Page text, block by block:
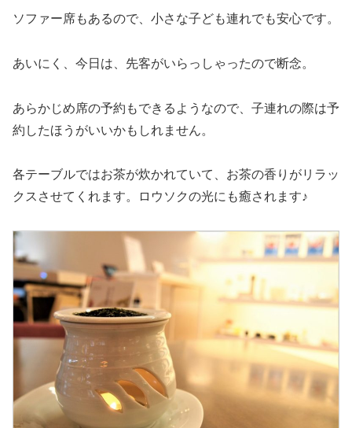
ソファー席もあるので、小さな子ども連れでも安心です。
あいにく、今日は、先客がいらっしゃったので断念。
あらかじめ席の予約もできるようなので、子連れの際は予
約したほうがいいかもしれません。
各テーブルではお茶が炊かれていて、お茶の香りがリラッ
クスさせてくれます。ロウソクの光にも癒されます♪